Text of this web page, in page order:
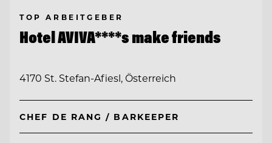
TOP ARBEITGEBER
Hotel AVIVA****s make friends
4170 St. Stefan-Afiesl, Österreich
CHEF DE RANG / BARKEEPER